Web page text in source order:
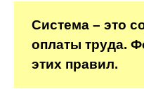
Система – это
оплаты труда.
этих правил.